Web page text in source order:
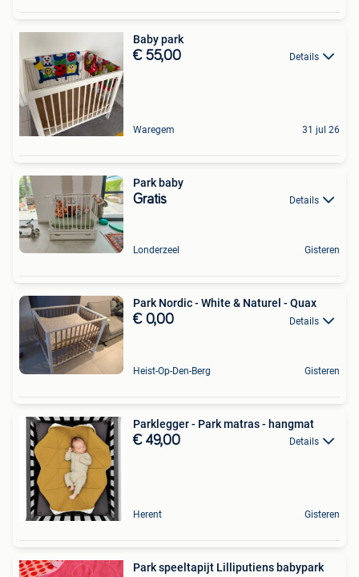
Baby park
€ 55,00 Details
Waregem 31 jul 26
Park baby
Gratis Details
Londerzeel Gisteren
Park Nordic - White & Naturel - Quax
€ 0,00 Details
Heist-Op-Den-Berg Gisteren
Parklegger - Park matras - hangmat
€ 49,00 Details
Herent Gisteren
Park speeltapijt Lilliputiens babypark